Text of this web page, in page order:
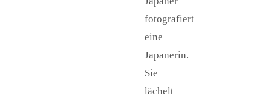
fotografiert
eine
Japanerin.
Sie
lächelt